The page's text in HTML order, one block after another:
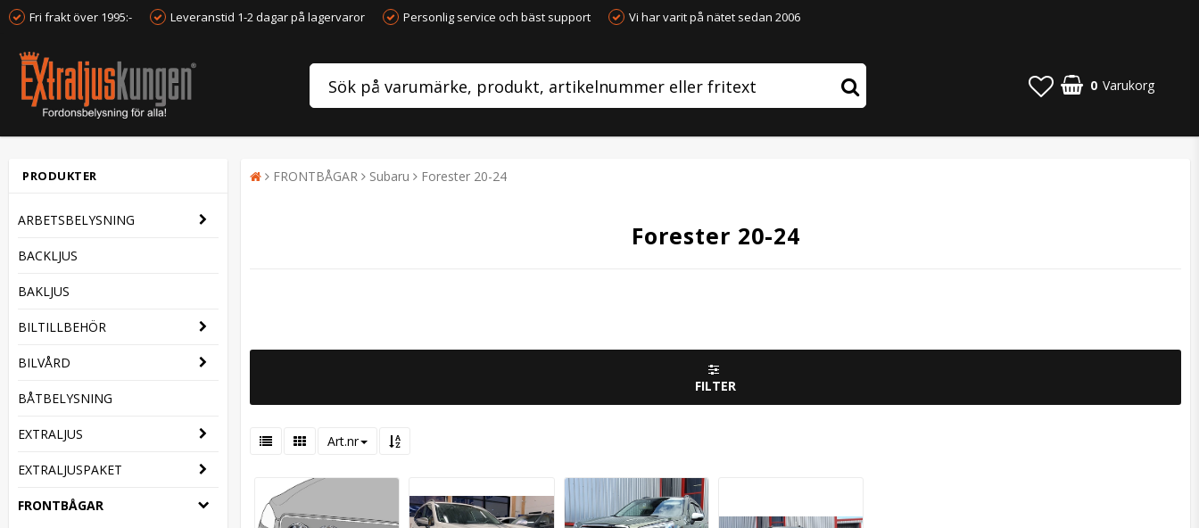
Fri frakt över 1995:- Leveranstid 1-2 dagar på lagervaror Personlig service och bäst support Vi har varit på nätet sedan 2006
0 Varukorg
PRODUKTER
ARBETSBELYSNING
BACKLJUS
BAKLJUS
BILTILLBEHÖR
BILVÅRD
BÅTBELYSNING
EXTRALJUS
EXTRALJUSPAKET
FRONTBÅGAR
FRONTBÅGAR Subaru Forester 20-24
Forester 20-24
FILTER
Art.nr